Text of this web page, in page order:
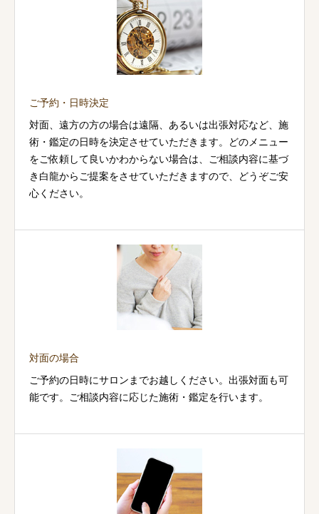
ご予約・日時決定
対面、遠方の方の場合は遠隔、あるいは出張対応など、施
術・鑑定の日時を決定させていただきます。どのメニュー
をご依頼して良いかわからない場合は、ご相談内容に基づ
き白龍からご提案をさせていただきますので、どうぞご安
心ください。
対面の場合
ご予約の日時にサロンまでお越しください。出張対面も可
能です。ご相談内容に応じた施術・鑑定を行います。